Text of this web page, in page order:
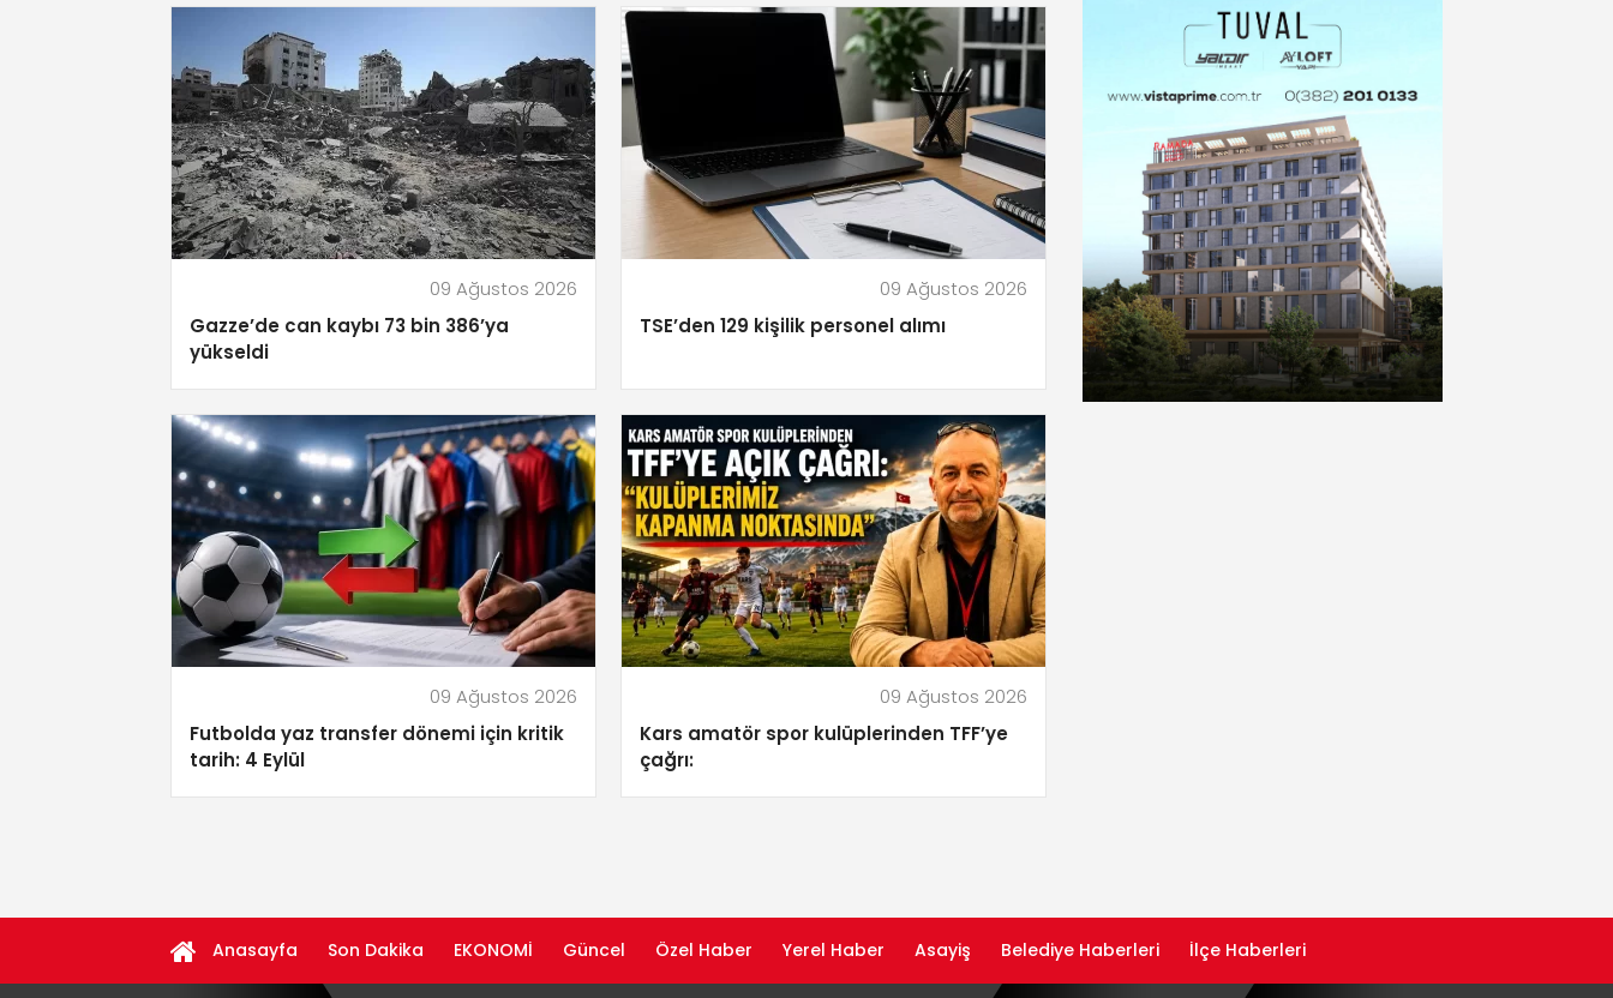
09 Ağustos 2026
Gazze’de can kaybı 73 bin 386’ya
yükseldi
09 Ağustos 2026
TSE’den 129 kişilik personel alımı
09 Ağustos 2026
Futbolda yaz transfer dönemi için kritik
tarih: 4 Eylül
09 Ağustos 2026
Kars amatör spor kulüplerinden TFF’ye
çağrı:
Anasayfa Son Dakika EKONOMİ Güncel Özel Haber Yerel Haber Asayiş Belediye Haberleri İlçe Haberleri